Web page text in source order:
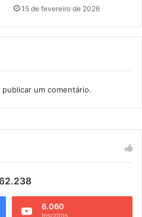
15 de fevereiro de 2026
publicar um comentário.
6.060
Inscritos